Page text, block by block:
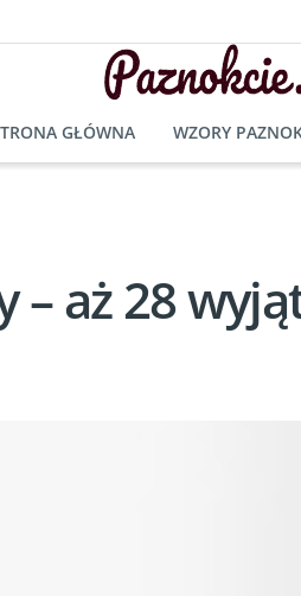
GŁÓWNA WZORY
– aż 28